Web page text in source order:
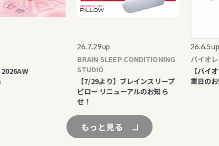
26.7.29up
BRAIN SLEEP CONDITIONING
STUDIO
【7/29より】ブレインスリープ
ピロー リニューアルのお知ら
26.6.5up
バイオレット
【バイオレ
業日のお知ら
もっと見る